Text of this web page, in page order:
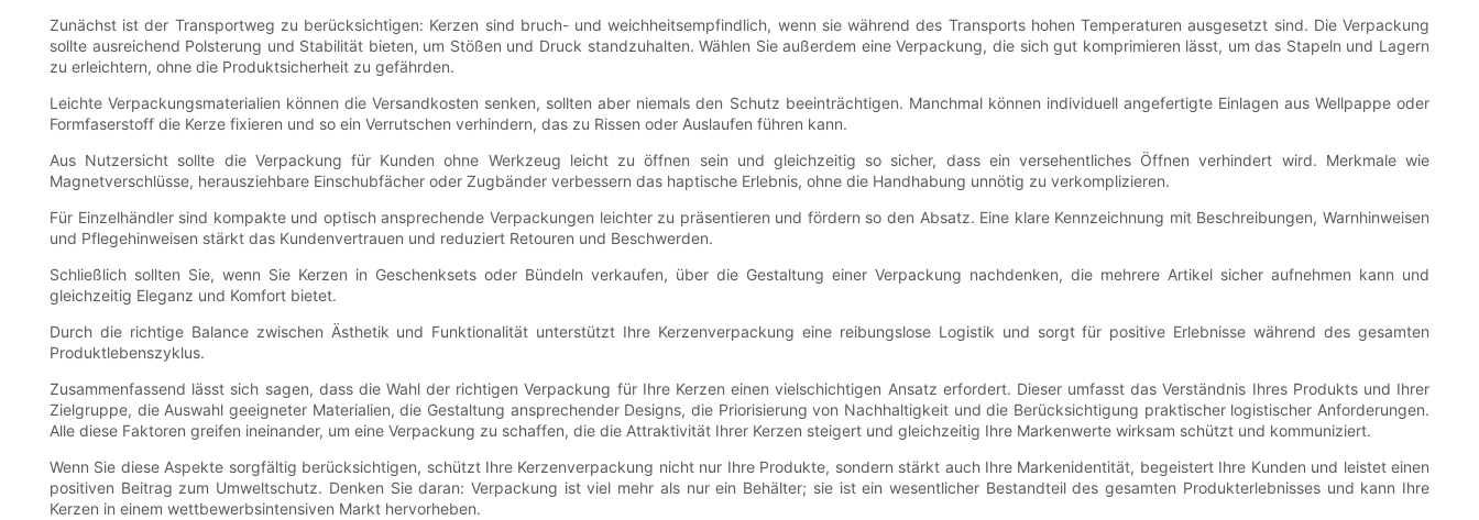
Zunächst ist der Transportweg zu berücksichtigen: Kerzen sind bruch- und weichheitsempfindlich, wenn sie während des Transports hohen Temperaturen ausgesetzt sind. Die Verpackung
sollte ausreichend Polsterung und Stabilität bieten, um Stößen und Druck standzuhalten. Wählen Sie außerdem eine Verpackung, die sich gut komprimieren lässt, um das Stapeln und Lagern
zu erleichtern, ohne die Produktsicherheit zu gefährden.
Leichte Verpackungsmaterialien können die Versandkosten senken, sollten aber niemals den Schutz beeinträchtigen. Manchmal können individuell angefertigte Einlagen aus Wellpappe oder
Formfaserstoff die Kerze fixieren und so ein Verrutschen verhindern, das zu Rissen oder Auslaufen führen kann.
Aus Nutzersicht sollte die Verpackung für Kunden ohne Werkzeug leicht zu öffnen sein und gleichzeitig so sicher, dass ein versehentliches Öffnen verhindert wird. Merkmale wie
Magnetverschlüsse, herausziehbare Einschubfächer oder Zugbänder verbessern das haptische Erlebnis, ohne die Handhabung unnötig zu verkomplizieren.
Für Einzelhändler sind kompakte und optisch ansprechende Verpackungen leichter zu präsentieren und fördern so den Absatz. Eine klare Kennzeichnung mit Beschreibungen, Warnhinweisen
und Pflegehinweisen stärkt das Kundenvertrauen und reduziert Retouren und Beschwerden.
Schließlich sollten Sie, wenn Sie Kerzen in Geschenksets oder Bündeln verkaufen, über die Gestaltung einer Verpackung nachdenken, die mehrere Artikel sicher aufnehmen kann und
gleichzeitig Eleganz und Komfort bietet.
Durch die richtige Balance zwischen Ästhetik und Funktionalität unterstützt Ihre Kerzenverpackung eine reibungslose Logistik und sorgt für positive Erlebnisse während des gesamten
Produktlebenszyklus.
Zusammenfassend lässt sich sagen, dass die Wahl der richtigen Verpackung für Ihre Kerzen einen vielschichtigen Ansatz erfordert. Dieser umfasst das Verständnis Ihres Produkts und Ihrer
Zielgruppe, die Auswahl geeigneter Materialien, die Gestaltung ansprechender Designs, die Priorisierung von Nachhaltigkeit und die Berücksichtigung praktischer logistischer Anforderungen.
Alle diese Faktoren greifen ineinander, um eine Verpackung zu schaffen, die die Attraktivität Ihrer Kerzen steigert und gleichzeitig Ihre Markenwerte wirksam schützt und kommuniziert.
Wenn Sie diese Aspekte sorgfältig berücksichtigen, schützt Ihre Kerzenverpackung nicht nur Ihre Produkte, sondern stärkt auch Ihre Markenidentität, begeistert Ihre Kunden und leistet einen
positiven Beitrag zum Umweltschutz. Denken Sie daran: Verpackung ist viel mehr als nur ein Behälter; sie ist ein wesentlicher Bestandteil des gesamten Produkterlebnisses und kann Ihre
Kerzen in einem wettbewerbsintensiven Markt hervorheben.